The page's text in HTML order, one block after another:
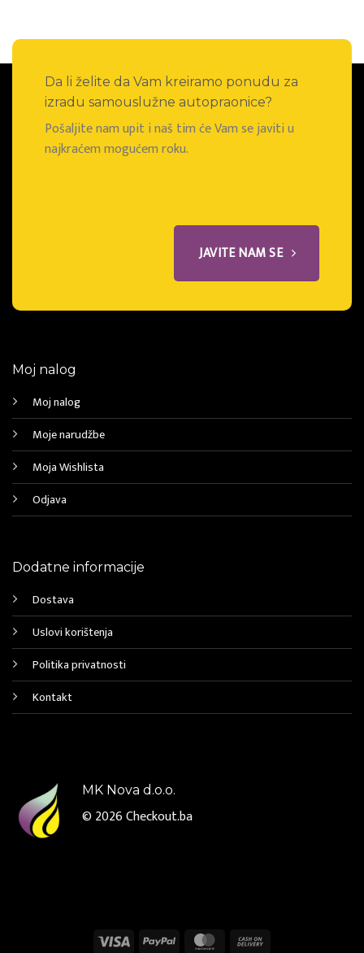
Da li želite da Vam kreiramo ponudu za
izradu samouslužne autopraonice?
Pošaljite nam upit i naš tim će Vam se javiti u
najkraćem mogućem roku.
JAVITE NAM SE
Moj nalog
Moj nalog
Moje narudžbe
Moja Wishlista
Odjava
Dodatne informacije
Dostava
Uslovi korištenja
Politika privatnosti
Kontakt
MK Nova d.o.o.
© 2026Checkout.ba